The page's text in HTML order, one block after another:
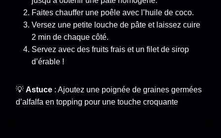
Faites chauffer une poêle avec l’huile de coco.
Versez une petite louche de pâte et laissez cuire
2 min de chaque côté.
Servez avec des fruits frais et un filet de sirop
d’érable !
💡 Astuce : Ajoutez une poignée de graines germées
d’alfalfa en topping pour une touche croquante